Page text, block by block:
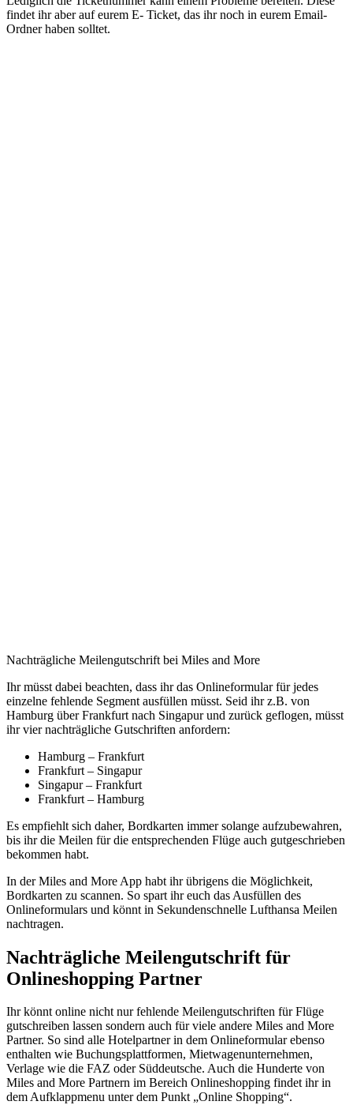
findet ihr aber auf eurem E- Ticket, das ihr noch in eurem Email-
Ordner haben solltet.
Nachträgliche Meilengutschrift bei Miles and More
Ihr müsst dabei beachten, dass ihr das Onlineformular für jedes
einzelne fehlende Segment ausfüllen müsst. Seid ihr z.B. von
Hamburg über Frankfurt nach Singapur und zurück geflogen, müsst
ihr vier nachträgliche Gutschriften anfordern:
Hamburg – Frankfurt
Frankfurt – Singapur
Singapur – Frankfurt
Frankfurt – Hamburg
Es empfiehlt sich daher, Bordkarten immer solange aufzubewahren,
bis ihr die Meilen für die entsprechenden Flüge auch gutgeschrieben
bekommen habt.
In der Miles and More App habt ihr übrigens die Möglichkeit,
Bordkarten zu scannen. So spart ihr euch das Ausfüllen des
Onlineformulars und könnt in Sekundenschnelle Lufthansa Meilen
nachtragen.
Nachträgliche Meilengutschrift für
Onlineshopping Partner
Ihr könnt online nicht nur fehlende Meilengutschriften für Flüge
gutschreiben lassen sondern auch für viele andere Miles and More
Partner. So sind alle Hotelpartner in dem Onlineformular ebenso
enthalten wie Buchungsplattformen, Mietwagenunternehmen,
Verlage wie die FAZ oder Süddeutsche. Auch die Hunderte von
Miles and More Partnern im Bereich Onlineshopping findet ihr in
dem Aufklappmenu unter dem Punkt „Online Shopping“.